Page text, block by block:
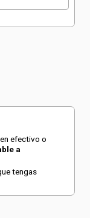
efectivo o
a
tengas